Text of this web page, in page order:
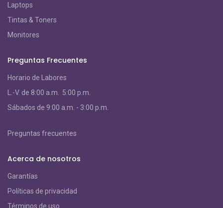
Laptops
Tintas & Toners
Monitores
Preguntas Frecuentes
Horario de Labores
L.-V. de 8:00 a.m. 5:00 p.m.
Sábados de 9:00 a.m. - 3:00 p.m.
Preguntas frecuentes
Acerca de nosotros
Garantías
Políticas de privacidad
Términos de uso